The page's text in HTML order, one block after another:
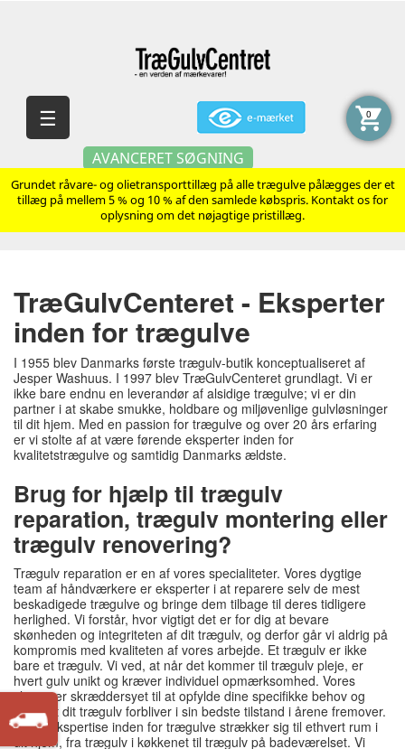
AVANCERET SØGNING
shopping_cart
0
Skift
navigation
☰
Grundet råvare- og olietransporttillæg på alle trægulve pålægges der et
tillæg på mellem 5 % og 10 % af den samlede købspris. Kontakt os for
oplysning om det nøjagtige pristillæg.
TræGulvCenteret - Eksperter
inden for trægulve
I 1955 blev Danmarks første trægulv-butik konceptualiseret af
Jesper Washuus. I 1997 blev TræGulvCenteret grundlagt. Vi er
ikke bare endnu en leverandør af alsidige trægulve; vi er din
partner i at skabe smukke, holdbare og miljøvenlige gulvløsninger
til dit hjem. Med en passion for trægulve og over 20 års erfaring
er vi stolte af at være førende eksperter inden for
kvalitetstrægulve og samtidig Danmarks ældste.
Brug for hjælp til trægulv
reparation, trægulv montering eller
trægulv renovering?
Trægulv reparation er en af vores specialiteter. Vores dygtige
team af håndværkere er eksperter i at reparere selv de mest
beskadigede trægulve og bringe dem tilbage til deres tidligere
herlighed. Vi forstår, hvor vigtigt det er for dig at bevare
skønheden og integriteten af dit trægulv, og derfor går vi aldrig på
kompromis med kvaliteten af vores arbejde. Et trægulv er ikke
bare et trægulv. Vi ved, at når det kommer til trægulv pleje, er
hvert gulv unikt og kræver individuel opmærksomhed. Vores
tilgang er skræddersyet til at opfylde dine specifikke behov og
sikre, at dit trægulv forbliver i sin bedste tilstand i årene fremover.
Vores ekspertise inden for trægulve strækker sig til ethvert rum i
dit hjem, fra trægulv i køkkenet til trægulv på badeværelset. Vi